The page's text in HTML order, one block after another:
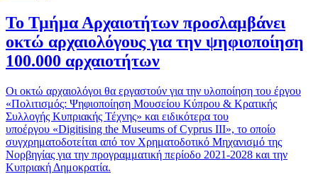
Το Τμήμα Αρχαιοτήτων προσλαμβάνει
οκτώ αρχαιολόγους για την ψηφιοποίηση
100.000 αρχαιοτήτων
Οι οκτώ αρχαιολόγοι θα εργαστούν για την υλοποίηση του έργου
«Πολιτισμός: Ψηφιοποίηση Μουσείου Κύπρου & Κρατικής
Συλλογής Κυπριακής Τέχνης» και ειδικότερα του
υποέργου «Digitising the Museums of Cyprus III», το οποίο
συγχρηματοδοτείται από τον Χρηματοδοτικό Μηχανισμό της
Νορβηγίας για την προγραμματική περίοδο 2021-2028 και την
Κυπριακή Δημοκρατία.